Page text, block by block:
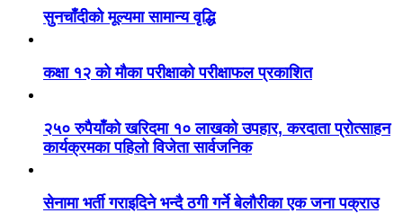
सुनचाँदीको मूल्यमा सामान्य वृद्धि
कक्षा १२ को मौका परीक्षाको परीक्षाफल प्रकाशित
२५० रुपैयाँको खरिदमा १० लाखको उपहार, करदाता प्रोत्साहन
कार्यक्रमका पहिलो विजेता सार्वजनिक
सेनामा भर्ती गराइदिने भन्दै ठगी गर्ने बेलौरीका एक जना पक्राउ